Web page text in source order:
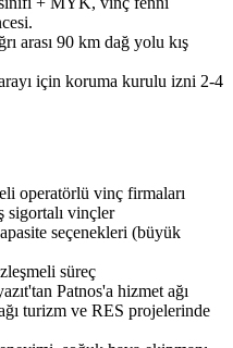
arası 90 km dağ yolu kış
için koruma kurulu izni 2-4
operatörlü vinç firmaları
sigortalı vinçler
seçenekleri (büyük
süreç
Patnos'a hizmet ağı
turizm ve RES projelerinde